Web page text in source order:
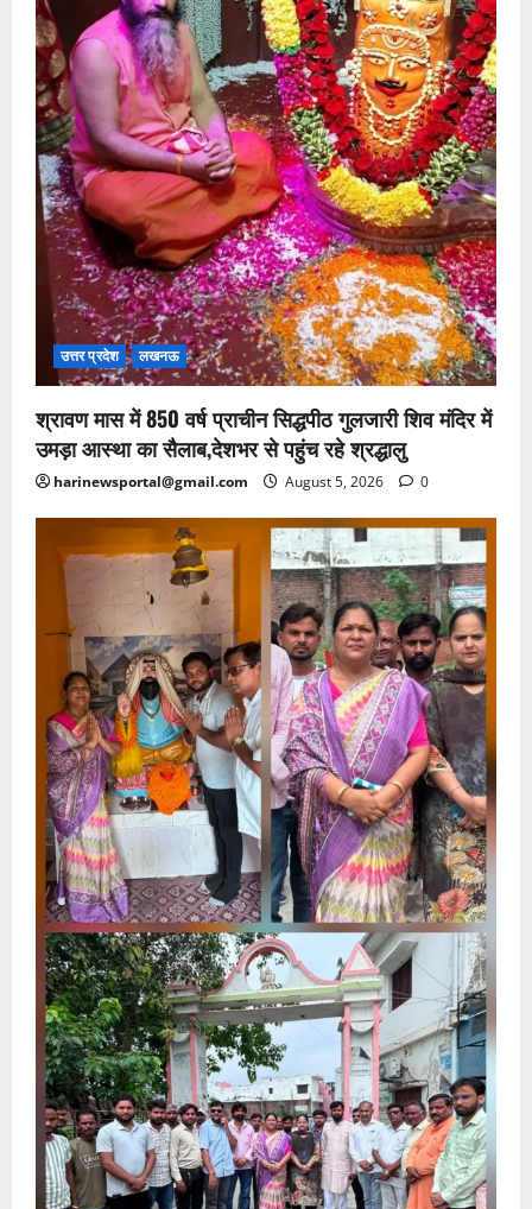
उत्तर प्रदेश लखनऊ
श्रावण मास में 850 वर्ष प्राचीन सिद्धपीठ गुलजारी शिव मंदिर में
उमड़ा आस्था का सैलाब,देशभर से पहुंच रहे श्रद्धालु
harinewsportal@gmail.com August 5, 2026 0